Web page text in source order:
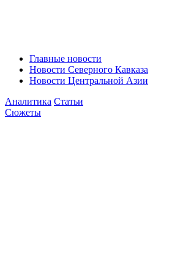
Главные новости
Новости Северного Кавказа
Новости Центральной Азии
Аналитика Статьи
Сюжеты